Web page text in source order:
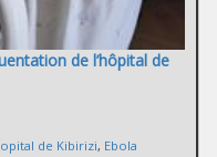
de l’hôpital de
de Kibirizi, Ebola